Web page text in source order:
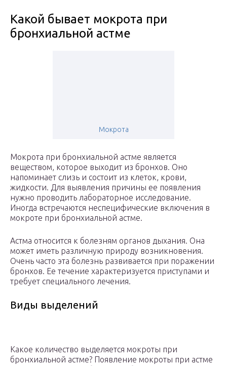
Какой бывает мокрота при
бронхиальной астме
Мокрота
Мокрота при бронхиальной астме является
веществом, которое выходит из бронхов. Оно
напоминает слизь и состоит из клеток, крови,
жидкости. Для выявления причины ее появления
нужно проводить лабораторное исследование.
Иногда встречаются неспецифические включения в
мокроте при бронхиальной астме.
Астма относится к болезням органов дыхания. Она
может иметь различную природу возникновения.
Очень часто эта болезнь развивается при поражении
бронхов. Ее течение характеризуется приступами и
требует специального лечения.
Виды выделений
Какое количество выделяется мокроты при
бронхиальной астме? Появление мокроты при астме